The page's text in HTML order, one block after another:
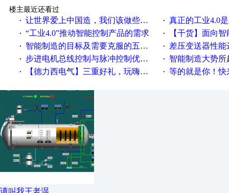
楼主最近还看过
· 让世界爱上中国造，我们该做些什么 · 真正的工业4.0
· “工业4.0”推动智能控制产品的需求 · 【干货】面向
· 智能制造的目标及需要克服的五个障碍 · 差压变送器性能达
· 步进电机总线控制与脉冲控制优缺点 · 智能制造大势所趋
· 【德力西电气】三重好礼，玩嗨夏日！ · 等的就是你！快来
请叫我王老湿